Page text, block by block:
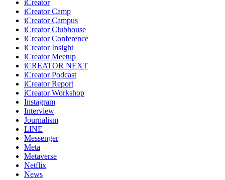
iCreator
iCreator Camp
iCreator Campus
iCreator Clubhouse
iCreator Conference
iCreator Insight
iCreator Meetup
iCREATOR NEXT
iCreator Podcast
iCreator Report
iCreator Workshop
Instagram
Interview
Journalism
LINE
Messenger
Meta
Metaverse
Netflix
News